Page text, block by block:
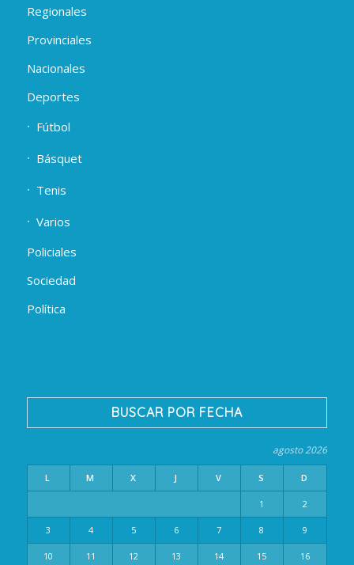
Regionales
Provinciales
Nacionales
Deportes
Fútbol
Básquet
Tenis
Varios
Policiales
Sociedad
Política
BUSCAR POR FECHA
agosto 2026
L M X J V S D
1 2
3 4 5 6 7 8 9
10 11 12 13 14 15 16